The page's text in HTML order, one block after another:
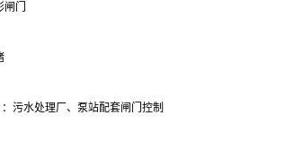
门
污水处理厂、泵站配套闸门控制